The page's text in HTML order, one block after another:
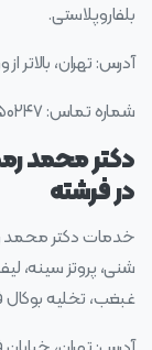
بلفاروپلاستی.
آدرس: تهران، بالاتر
شماره تماس: ۰۲۱۲۲۶۵۰۲۴۷
دکتر محمد
در فرشته
خدمات دکتر محمد
شنی، پروتز سینه،
غبغب، تخلیه